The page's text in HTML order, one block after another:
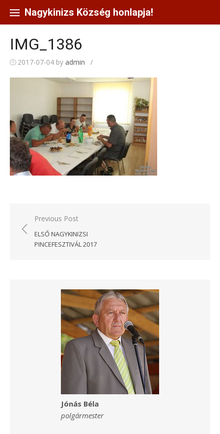
content
Nagykinizs Község honlapja!
IMG_1386
2017-07-04 by admin /
Bejegyzés
navigáció
Previous Post
ELSŐ NAGYKINIZSI
PINCEFESZTIVÁL 2017
Jónás Béla
polgármester